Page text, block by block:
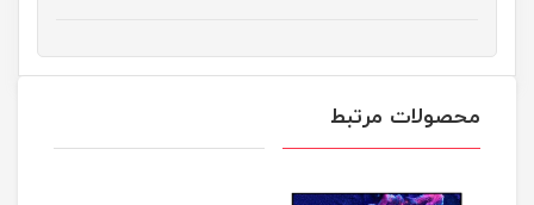
محصولات مرتبط